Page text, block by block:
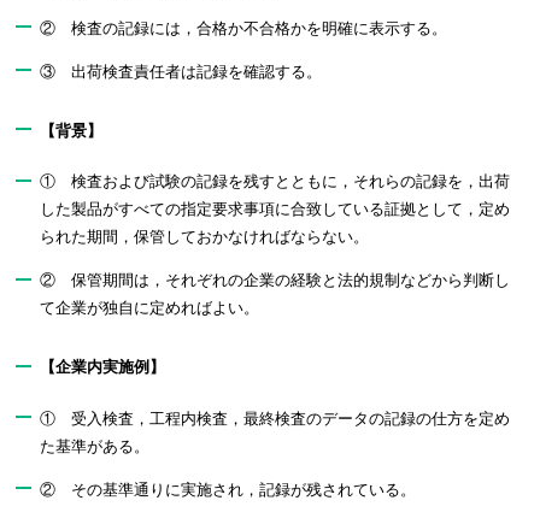
② 検査の記録には，合格か不合格かを明確に表示する。
③ 出荷検査責任者は記録を確認する。
【背景】
① 検査および試験の記録を残すとともに，それらの記録を，出荷
した製品がすべての指定要求事項に合致している証拠として，定め
られた期間，保管しておかなければならない。
② 保管期間は，それぞれの企業の経験と法的規制などから判断し
て企業が独自に定めればよい。
【企業内実施例】
① 受入検査，工程内検査，最終検査のデータの記録の仕方を定め
た基準がある。
② その基準通りに実施され，記録が残されている。